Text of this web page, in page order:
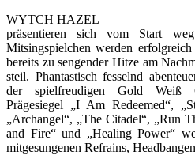
WYTCH HAZEL
präsentieren sich vom Start
Mitsingspielchen werden
bereits zu sengender Hitze am
steil. Phantastisch fesselnd
der spielfreudigen Gold Weiß
Prägesiegel „I Am Redeemed“,
„Archangel“, „The Citadel“, „Run
and Fire“ und „Healing Power“
mitgesungenen Refrains,